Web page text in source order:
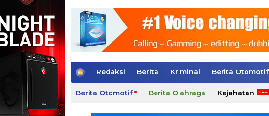
H
m
e
Redaksi Berita Kriminal Berita Otomotif
Berita Otomotif Berita Olahraga Kejahatan